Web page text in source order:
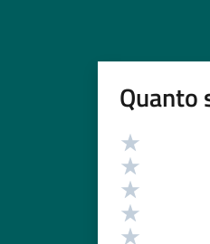
Quanto
Valutazione